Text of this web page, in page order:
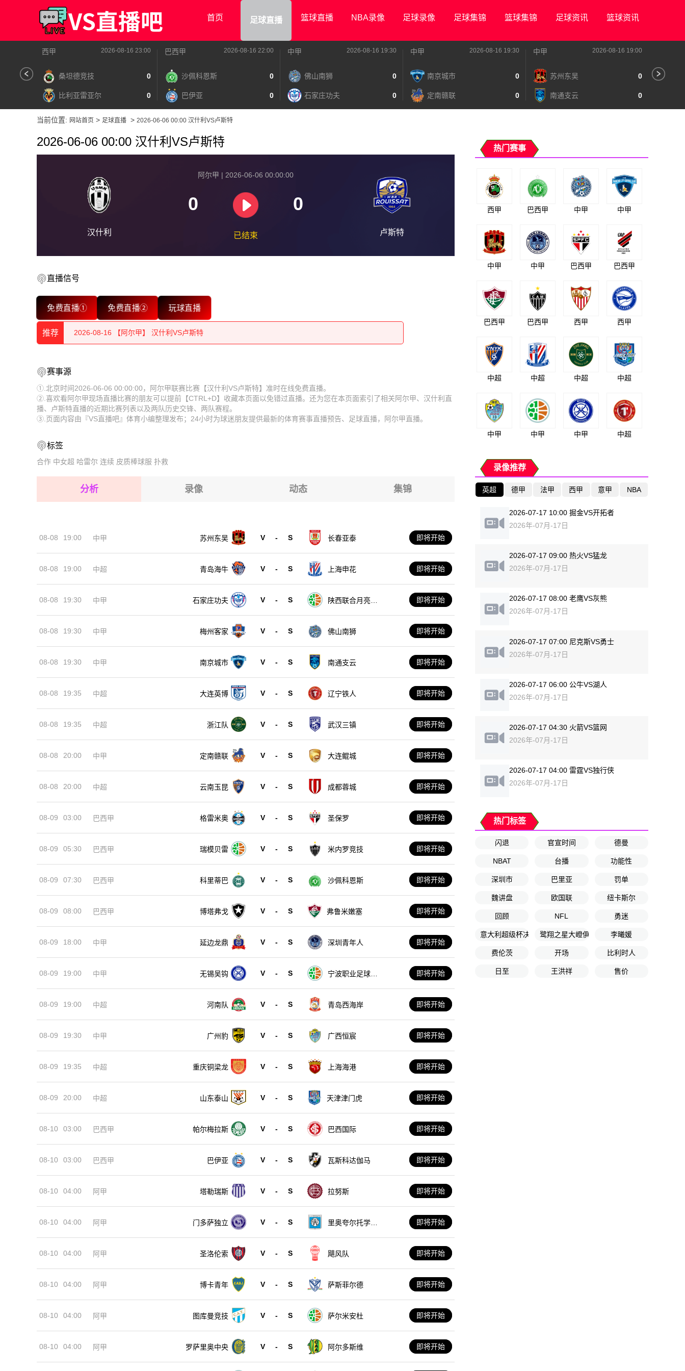
首页 足球直播 篮球直播 NBA录像 足球录像 足球集锦 篮球集锦 足球资讯 篮球资讯
西甲 2026-08-16 23:00
桑坦德竞技 0
比利亚雷亚尔 0
巴西甲 2026-08-16 22:00
沙佩科恩斯 0
巴伊亚 0
中甲 2026-08-16 19:30
佛山南狮 0
石家庄功夫 0
中甲 2026-08-16 19:30
南京城市 0
定南赣联 0
中甲 2026-08-16 19:00
苏州东吴 0
南通支云 0
当前位置: 网站首页 > 足球直播 > 2026-06-06 00:00 汉什利VS卢斯特
2026-06-06 00:00 汉什利VS卢斯特
汉什利
阿尔甲 | 2026-06-06 00:00:00
0 0
已结束 卢斯特
直播信号
免费直播① 免费直播② 玩球直播
推荐
2026-08-16 【阿尔甲】 汉什利VS卢斯特
2026-08-16 【阿尔甲】 汉什利VS卢斯特
2026-08-16 【阿尔甲】 汉什利VS卢斯特
2026-08-16 【阿尔甲】 汉什利VS卢斯特
2026-08-16 【阿尔甲】 汉什利VS卢斯特
2026-08-16 【阿尔甲】 汉什利VS卢斯特
2026-08-16 【阿尔甲】 汉什利VS卢斯特
2026-08-16 【阿尔甲】 汉什利VS卢斯特
2026-08-16 【阿尔甲】 汉什利VS卢斯特
2026-08-16 【阿尔甲】 汉什利VS卢斯特
赛事源
①.北京时间2026-06-06 00:00:00，阿尔甲联赛比赛【汉什利VS卢斯特】准时在线免费直播。
②.喜欢看阿尔甲现场直播比赛的朋友可以提前【CTRL+D】收藏本页面以免错过直播。还为您在本页面索引了相关阿尔甲、汉什利直
播、卢斯特直播的近期比赛列表以及两队历史交锋、两队赛程。
③.页面内容由『VS直播吧』体育小编整理发布；24小时为球迷朋友提供最新的体育赛事直播预告、足球直播，阿尔甲直播。
标签
合作 中女超 哈雷尔 连续 皮质棒球服 扑救
分析 录像 动态 集锦
08-08 19:00 中甲 苏州东吴 V - S 长春亚泰 即将开始
08-08 19:00 中超 青岛海牛 V - S 上海申花 即将开始
08-08 19:30 中甲 石家庄功夫 V - S
陕西联合月亮泊
即将开始
08-08 19:30 中甲 梅州客家 V - S 佛山南狮 即将开始
08-08 19:30 中甲 南京城市 V - S 南通支云 即将开始
08-08 19:35 中超 大连英博 V - S 辽宁铁人 即将开始
08-08 19:35 中超 浙江队 V - S 武汉三镇 即将开始
08-08 20:00 中甲 定南赣联 V - S 大连鲲城 即将开始
08-08 20:00 中超 云南玉昆 V - S 成都蓉城 即将开始
08-09 03:00 巴西甲 格雷米奥 V - S 圣保罗 即将开始
08-09 05:30 巴西甲 瑞模贝雷 V - S 米内罗竞技 即将开始
08-09 07:30 巴西甲 科里蒂巴 V - S 沙佩科恩斯 即将开始
08-09 08:00 巴西甲 博塔弗戈 V - S 弗鲁米嫩塞 即将开始
08-09 18:00 中甲 延边龙鼎 V - S 深圳青年人 即将开始
08-09 19:00 中甲 无锡吴钩 V - S
宁波职业足球俱
即将开始
08-09 19:00 中超 河南队 V - S 青岛西海岸 即将开始
08-09 19:30 中甲 广州豹 V - S 广西恒宸 即将开始
08-09 19:35 中超 重庆铜梁龙 V - S 上海海港 即将开始
08-09 20:00 中超 山东泰山 V - S 天津津门虎 即将开始
08-10 03:00 巴西甲 帕尔梅拉斯 V - S 巴西国际 即将开始
08-10 03:00 巴西甲 巴伊亚 V - S 瓦斯科达伽马 即将开始
08-10 04:00 阿甲 塔勒瑞斯 V - S 拉努斯 即将开始
08-10 04:00 阿甲 门多萨独立 V - S
里奥夸尔托学生
即将开始
08-10 04:00 阿甲 圣洛伦索 V - S 飓风队 即将开始
08-10 04:00 阿甲 博卡青年 V - S 萨斯菲尔德 即将开始
08-10 04:00 阿甲 图库曼竞技 V - S 萨尔米安杜 即将开始
08-10 04:00 阿甲 罗萨里奥中央 V - S 阿尔多斯维 即将开始
热门赛事
西甲 巴西甲 中甲 中甲
中甲 中甲 巴西甲 巴西甲
巴西甲 巴西甲 西甲 西甲
中超 中超 中超 中超
中甲 中甲 中甲 中超
录像推荐
英超 德甲 法甲 西甲 意甲 NBA
2026-07-17 10:00 掘金VS开拓者
2026年-07月-17日
2026-07-17 09:00 热火VS猛龙
2026年-07月-17日
2026-07-17 08:00 老鹰VS灰熊
2026年-07月-17日
2026-07-17 07:00 尼克斯VS勇士
2026年-07月-17日
2026-07-17 06:00 公牛VS湖人
2026年-07月-17日
2026-07-17 04:30 火箭VS篮网
2026年-07月-17日
2026-07-17 04:00 雷霆VS独行侠
2026年-07月-17日
热门标签
闪退 官宣时间 德曼
NBAT 台播 功能性
深圳市 巴里亚 罚单
魏讲盘 欧国联 纽卡斯尔
回顾 NFL 勇迷
意大利超级杯决赛 鹭翔之星大嶝俱乐部 李曦媛
费伦茨 开场 比利时人
日至 王洪祥 售价